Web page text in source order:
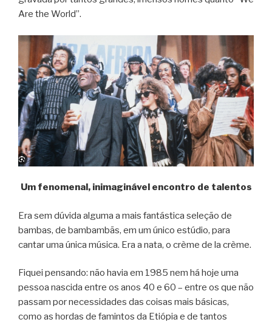
Are the World”.
Um fenomenal, inimaginável encontro de talentos
Era sem dúvida alguma a mais fantástica seleção de
bambas, de bambambãs, em um único estúdio, para
cantar uma única música. Era a nata, o crème de la crème.
Fiquei pensando: não havia em 1985 nem há hoje uma
pessoa nascida entre os anos 40 e 60 – entre os que não
passam por necessidades das coisas mais básicas,
como as hordas de famintos da Etiópia e de tantos